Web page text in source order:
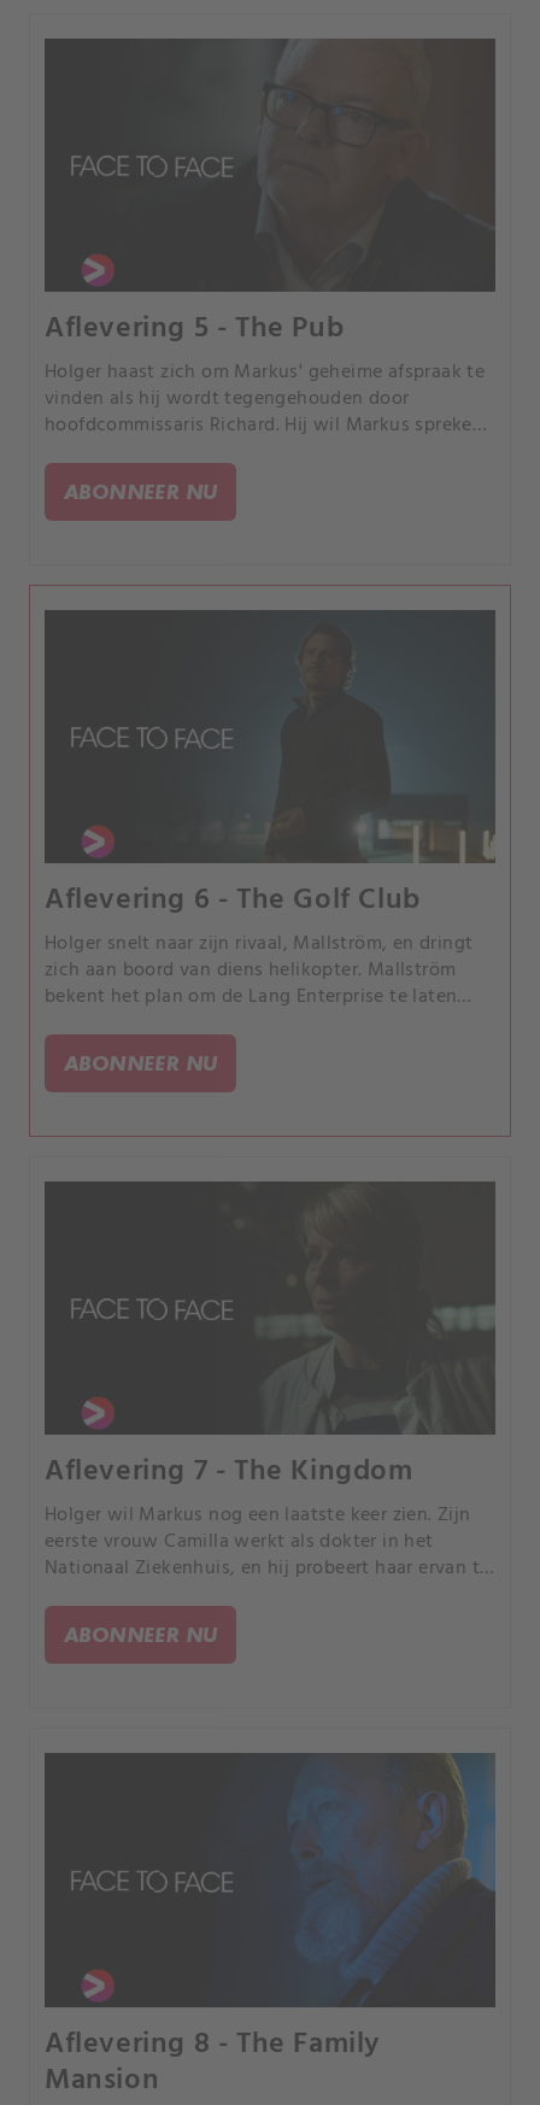
Aflevering 5 - The Pub
Holger haast zich om Markus' geheime afspraak te
vinden als hij wordt tegengehouden door
hoofdcommissaris Richard. Hij wil Markus spreken
Christina vermoordde.
ABONNEER NU
Aflevering 6 - The Golf Club
Holger snelt naar zijn rivaal, Mallström, en dringt
zich aan boord van diens helikopter. Mallström
bekent het plan om de Lang Enterprise te laten
anders van plan was.
ABONNEER NU
Aflevering 7 - The Kingdom
Holger wil Markus nog een laatste keer zien. Zijn
eerste vrouw Camilla werkt als dokter in het
Nationaal Ziekenhuis, en hij probeert haar ervan te
lijkenhuis.
ABONNEER NU
Aflevering 8 - The Family
Mansion